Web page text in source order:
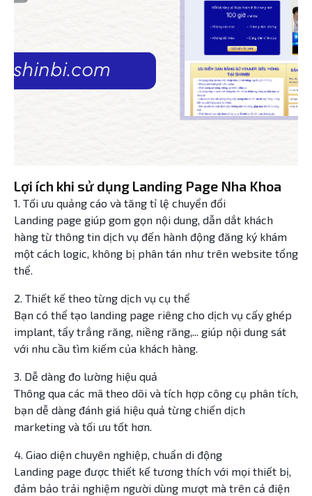
Lợi ích khi sử dụng Landing Page Nha Khoa
1. Tối ưu quảng cáo và tăng tỉ lệ chuyển đổi
Landing page giúp gom gọn nội dung, dẫn dắt khách
hàng từ thông tin dịch vụ đến hành động đăng ký khám
một cách logic, không bị phân tán như trên website tổng
thể.
2. Thiết kế theo từng dịch vụ cụ thể
Bạn có thể tạo landing page riêng cho dịch vụ cấy ghép
implant, tẩy trắng răng, niềng răng,... giúp nội dung sát
với nhu cầu tìm kiếm của khách hàng.
3. Dễ dàng đo lường hiệu quả
Thông qua các mã theo dõi và tích hợp công cụ phân tích,
bạn dễ dàng đánh giá hiệu quả từng chiến dịch
marketing và tối ưu tốt hơn.
4. Giao diện chuyên nghiệp, chuẩn di động
Landing page được thiết kế tương thích với mọi thiết bị,
đảm bảo trải nghiệm người dùng mượt mà trên cả điện